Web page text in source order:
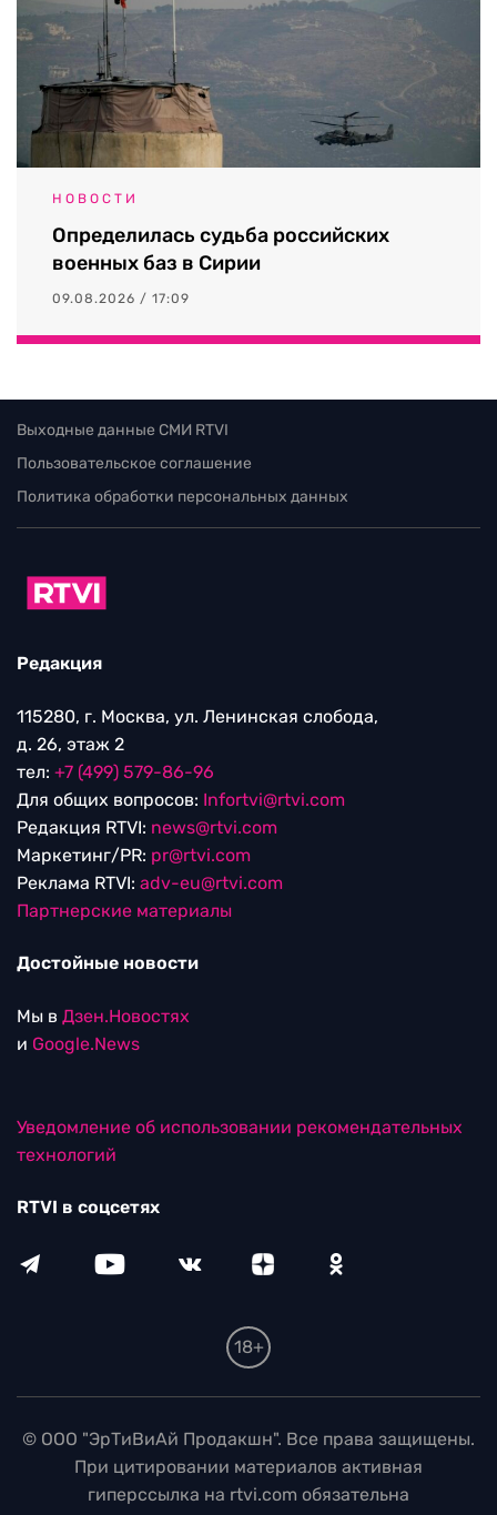
НОВОСТИ
Определилась судьба российских
военных баз в Сирии
09.08.2026 / 17:09
Выходные данные СМИ RTVI
Пользовательское соглашение
Политика обработки персональных данных
Редакция
115280, г. Москва, ул. Ленинская слобода,
д. 26, этаж 2
тел: +7 (499) 579-86-96
Для общих вопросов: Infortvi@rtvi.com
Редакция RTVI: news@rtvi.com
Маркетинг/PR: pr@rtvi.com
Реклама RTVI: adv-eu@rtvi.com
Партнерские материалы
Достойные новости
Мы в Дзен.Новостях
и Google.News
Уведомление об использовании рекомендательных
технологий
RTVI в соцсетях
18+
© ООО "ЭрТиВиАй Продакшн". Все права защищены.
При цитировании материалов активная
гиперссылка на rtvi.com обязательна